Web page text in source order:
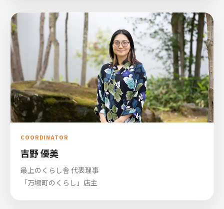
COORDINATOR
吉野 優美
最上のくらし舎 代表理事
「万場町のくらし」店主